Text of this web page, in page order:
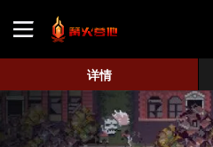
游戏评测
详情